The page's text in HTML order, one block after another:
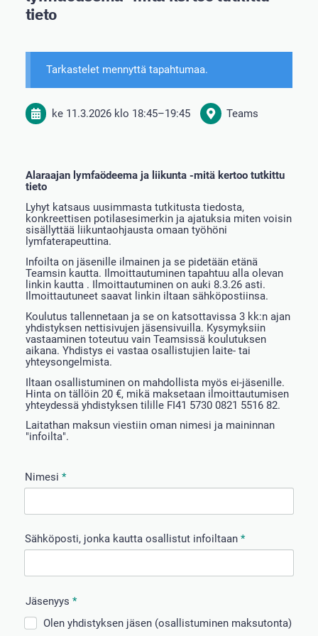
tieto
Tarkastelet mennyttä tapahtumaa.
ke 11.3.2026 klo 18:45–19:45 Teams
Alaraajan lymfaödeema ja liikunta -mitä kertoo tutkittu
tieto
Lyhyt katsaus uusimmasta tutkitusta tiedosta,
konkreettisen potilasesimerkin ja ajatuksia miten voisin
sisällyttää liikuntaohjausta omaan työhöni
lymfaterapeuttina.
Infoilta on jäsenille ilmainen ja se pidetään etänä
Teamsin kautta. Ilmoittautuminen tapahtuu alla olevan
linkin kautta . Ilmoittautuminen on auki 8.3.26 asti.
Ilmoittautuneet saavat linkin iltaan sähköpostiinsa.
Koulutus tallennetaan ja se on katsottavissa 3 kk:n ajan
yhdistyksen nettisivujen jäsensivuilla. Kysymyksiin
vastaaminen toteutuu vain Teamsissä koulutuksen
aikana. Yhdistys ei vastaa osallistujien laite- tai
yhteysongelmista.
Iltaan osallistuminen on mahdollista myös ei-jäsenille.
Hinta on tällöin 20 €, mikä maksetaan ilmoittautumisen
yhteydessä yhdistyksen tilille FI41 5730 0821 5516 82.
Laitathan maksun viestiin oman nimesi ja maininnan
"infoilta".
Nimesi *
Sähköposti, jonka kautta osallistut infoiltaan *
Jäsenyys *
Olen yhdistyksen jäsen (osallistuminen maksutonta)